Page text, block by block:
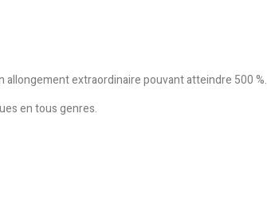
extraordinaire pouvant atteindre 500 %.
en tous genres.